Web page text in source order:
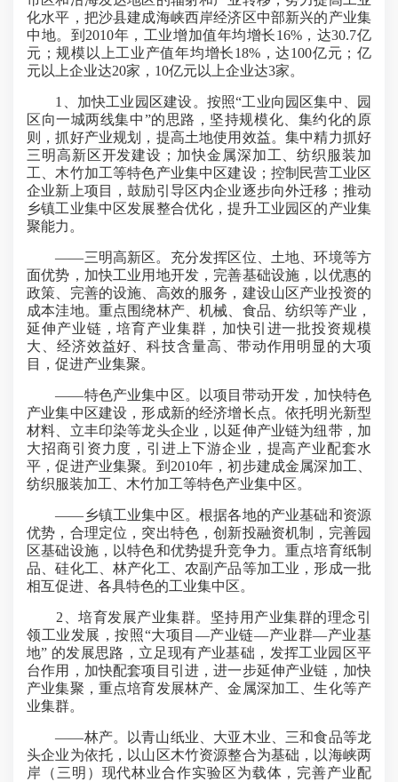
化水平，把沙县建成海峡西岸经济区中部新兴的产业集
中地。到2010年，工业增加值年均增长16%，达30.7亿
元；规模以上工业产值年均增长18%，达100亿元；亿
元以上企业达20家，10亿元以上企业达3家。
1、加快工业园区建设。按照“工业向园区集中、园
区向一城两线集中”的思路，坚持规模化、集约化的原
则，抓好产业规划，提高土地使用效益。集中精力抓好
三明高新区开发建设；加快金属深加工、纺织服装加
工、木竹加工等特色产业集中区建设；控制民营工业区
企业新上项目，鼓励引导区内企业逐步向外迁移；推动
乡镇工业集中区发展整合优化，提升工业园区的产业集
聚能力。
——三明高新区。充分发挥区位、土地、环境等方
面优势，加快工业用地开发，完善基础设施，以优惠的
政策、完善的设施、高效的服务，建设山区产业投资的
成本洼地。重点围绕林产、机械、食品、纺织等产业，
延伸产业链，培育产业集群，加快引进一批投资规模
大、经济效益好、科技含量高、带动作用明显的大项
目，促进产业集聚。
——特色产业集中区。以项目带动开发，加快特色
产业集中区建设，形成新的经济增长点。依托明光新型
材料、立丰印染等龙头企业，以延伸产业链为纽带，加
大招商引资力度，引进上下游企业，提高产业配套水
平，促进产业集聚。到2010年，初步建成金属深加工、
纺织服装加工、木竹加工等特色产业集中区。
——乡镇工业集中区。根据各地的产业基础和资源
优势，合理定位，突出特色，创新投融资机制，完善园
区基础设施，以特色和优势提升竞争力。重点培育纸制
品、硅化工、林产化工、农副产品等加工业，形成一批
相互促进、各具特色的工业集中区。
2、培育发展产业集群。坚持用产业集群的理念引
领工业发展，按照“大项目—产业链—产业群—产业基
地” 的发展思路，立足现有产业基础，发挥工业园区平
台作用，加快配套项目引进，进一步延伸产业链，加快
产业集聚，重点培育发展林产、金属深加工、生化等产
业集群。
——林产。以青山纸业、大亚木业、三和食品等龙
头企业为依托，以山区木竹资源整合为基础，以海峡两
岸（三明）现代林业合作实验区为载体，完善产业配